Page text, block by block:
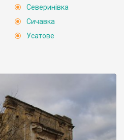
Северинівка
Сичавка
Усатове